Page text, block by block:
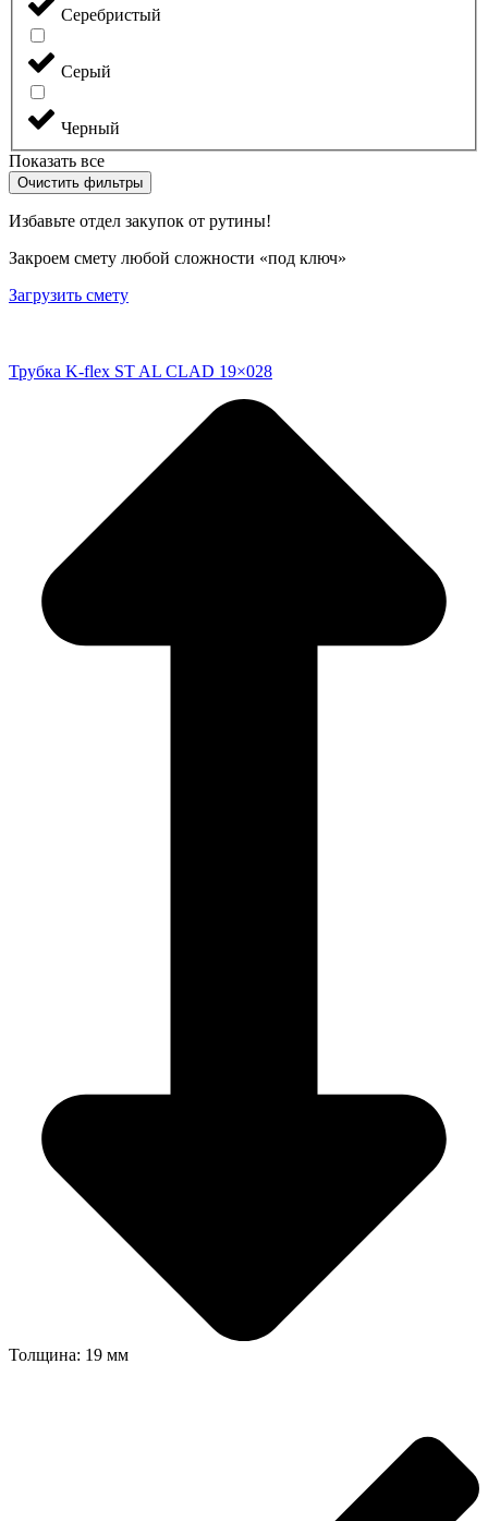
Серебристый
Серый
Черный
Показать все
Очистить фильтры
Избавьте отдел закупок от рутины!
Закроем смету любой сложности «под ключ»
Загрузить смету
Трубка K-flex ST AL CLAD 19×028
Толщина: 19 мм